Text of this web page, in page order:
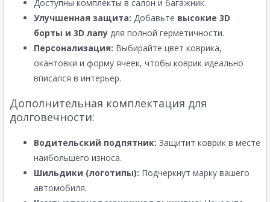
Доступны комплекты в салон и багажник.
Улучшенная защита: Добавьте высокие 3D
борты и 3D лапу для полной герметичности.
Персонализация: Выбирайте цвет коврика,
окантовки и форму ячеек, чтобы коврик идеально
вписался в интерьер.
Дополнительная комплектация для
долговечности:
Водительский подпятник: Защитит коврик в месте
наибольшего износа.
Шильдики (логотипы): Подчеркнут марку вашего
автомобиля.